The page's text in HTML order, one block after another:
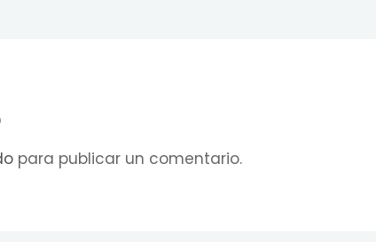
para publicar un comentario.